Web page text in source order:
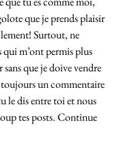
que je prends plaisir
Surtout, ne
qui m’ont permis plus
sans que je doive vendre
toujours un commentaire
le dis entre toi et nous
tes posts. Continue